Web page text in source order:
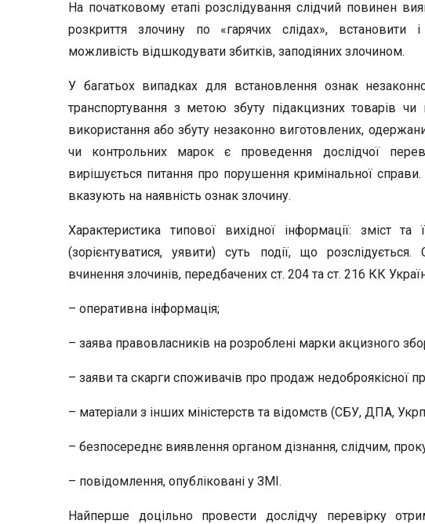
На початковому етапі розслідування слідчий повинен
розкриття злочину по «гарячих слідах», встановити
можливість відшкодувати збитків, заподіяних злочином.
У багатьох випадках для встановлення ознак
транспортування з метою збуту підакцизних товарів чи
використання або збуту незаконно виготовлених,
чи контрольних марок є проведення дослідчої
вирішується питання про порушення кримінальної
вказують на наявність ознак злочину.
Характеристика типової вихідної інформації: зміст
(зорієнтуватися, уявити) суть події, що
вчинення злочинів, передбачених ст. 204 та ст. 216 КК
– оперативна інформація;
– заява правовласників на розроблені марки акцизного
– заяви та скарги споживачів про продаж недоброякісної
– матеріали з інших міністерств та відомств (СБУ, ДПА,
– безпосереднє виявлення органом дізнання, слідчим,
– повідомлення, опубліковані у ЗМІ.
Найперше доцільно провести дослідчу перевірку